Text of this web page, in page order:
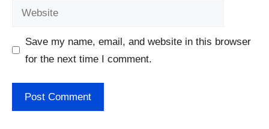
Website
Save my name, email, and website in this browser
for the next time I comment.